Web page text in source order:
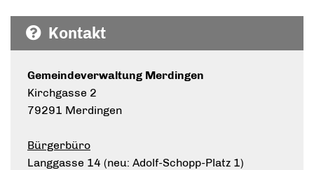
Kontakt
Gemeindeverwaltung Merdingen
Kirchgasse 2
79291 Merdingen
Bürgerbüro
Langgasse 14 (neu: Adolf-Schopp-Platz 1)